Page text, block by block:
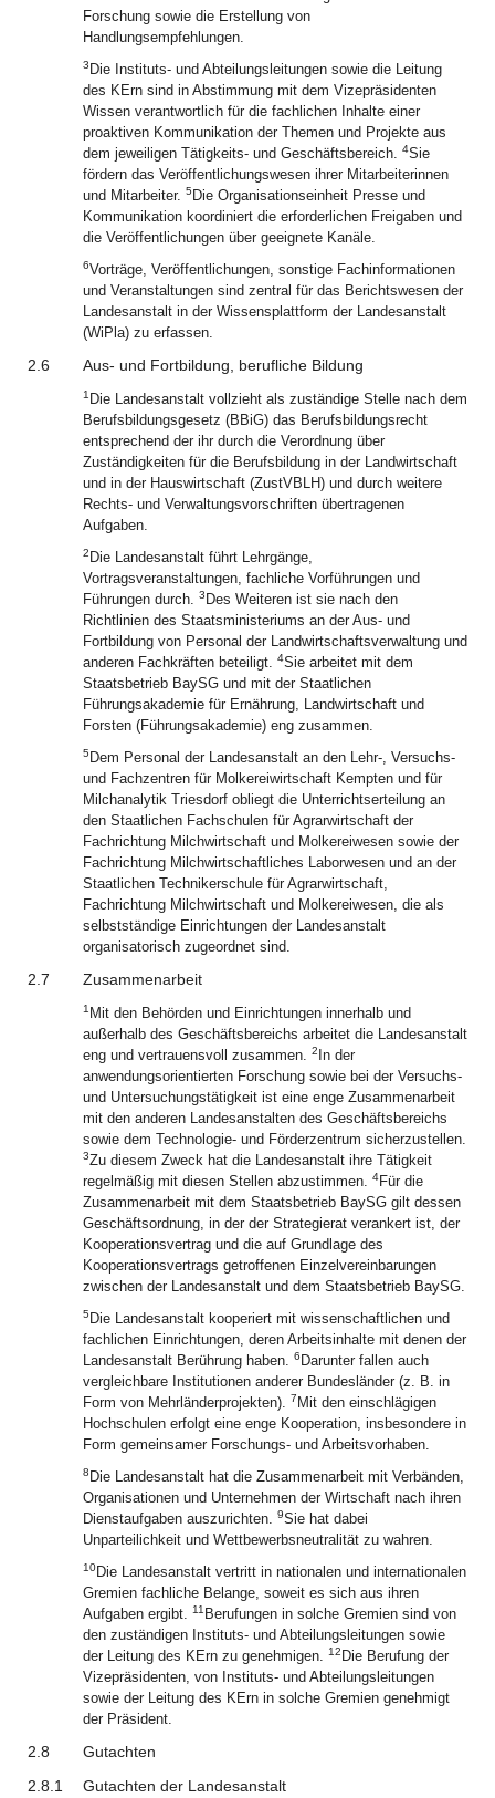
Forschung sowie die Erstellung von
Handlungsempfehlungen.
3 Die Instituts- und Abteilungsleitungen sowie die Leitung
des KErn sind in Abstimmung mit dem Vizepräsidenten
Wissen verantwortlich für die fachlichen Inhalte einer
proaktiven Kommunikation der Themen und Projekte aus
dem jeweiligen Tätigkeits- und Geschäftsbereich. 4Sie
fördern das Veröffentlichungswesen ihrer Mitarbeiterinnen
und Mitarbeiter. 5 Die Organisationseinheit Presse und
Kommunikation koordiniert die erforderlichen Freigaben und
die Veröffentlichungen über geeignete Kanäle.
6Vorträge, Veröffentlichungen, sonstige Fachinformationen
und Veranstaltungen sind zentral für das Berichtswesen der
Landesanstalt in der Wissensplattform der Landesanstalt
(WiPla) zu erfassen.
2.6 Aus- und Fortbildung, berufliche Bildung
1 Die Landesanstalt vollzieht als zuständige Stelle nach dem
Berufsbildungsgesetz (BBiG) das Berufsbildungsrecht
entsprechend der ihr durch die Verordnung über
Zuständigkeiten für die Berufsbildung in der Landwirtschaft
und in der Hauswirtschaft (ZustVBLH) und durch weitere
Rechts- und Verwaltungsvorschriften übertragenen
Aufgaben.
2 Die Landesanstalt führt Lehrgänge,
Vortragsveranstaltungen, fachliche Vorführungen und
Führungen durch. 3 Des Weiteren ist sie nach den
Richtlinien des Staatsministeriums an der Aus- und
Fortbildung von Personal der Landwirtschaftsverwaltung und
anderen Fachkräften beteiligt. 4Sie arbeitet mit dem
Staatsbetrieb BaySG und mit der Staatlichen
Führungsakademie für Ernährung, Landwirtschaft und
Forsten (Führungsakademie) eng zusammen.
5 Dem Personal der Landesanstalt an den Lehr-, Versuchs-
und Fachzentren für Molkereiwirtschaft Kempten und für
Milchanalytik Triesdorf obliegt die Unterrichtserteilung an
den Staatlichen Fachschulen für Agrarwirtschaft der
Fachrichtung Milchwirtschaft und Molkereiwesen sowie der
Fachrichtung Milchwirtschaftliches Laborwesen und an der
Staatlichen Technikerschule für Agrarwirtschaft,
Fachrichtung Milchwirtschaft und Molkereiwesen, die als
selbstständige Einrichtungen der Landesanstalt
organisatorisch zugeordnet sind.
2.7 Zusammenarbeit
1 Mit den Behörden und Einrichtungen innerhalb und
außerhalb des Geschäftsbereichs arbeitet die Landesanstalt
eng und vertrauensvoll zusammen. 2 In der
anwendungsorientierten Forschung sowie bei der Versuchs-
und Untersuchungstätigkeit ist eine enge Zusammenarbeit
mit den anderen Landesanstalten des Geschäftsbereichs
sowie dem Technologie- und Förderzentrum sicherzustellen.
3Zu diesem Zweck hat die Landesanstalt ihre Tätigkeit
regelmäßig mit diesen Stellen abzustimmen. 4Für die
Zusammenarbeit mit dem Staatsbetrieb BaySG gilt dessen
Geschäftsordnung, in der der Strategierat verankert ist, der
Kooperationsvertrag und die auf Grundlage des
Kooperationsvertrags getroffenen Einzelvereinbarungen
zwischen der Landesanstalt und dem Staatsbetrieb BaySG.
5 Die Landesanstalt kooperiert mit wissenschaftlichen und
fachlichen Einrichtungen, deren Arbeitsinhalte mit denen der
Landesanstalt Berührung haben. 6 Darunter fallen auch
vergleichbare Institutionen anderer Bundesländer (z. B. in
Form von Mehrländerprojekten). 7 Mit den einschlägigen
Hochschulen erfolgt eine enge Kooperation, insbesondere in
Form gemeinsamer Forschungs- und Arbeitsvorhaben.
8 Die Landesanstalt hat die Zusammenarbeit mit Verbänden,
Organisationen und Unternehmen der Wirtschaft nach ihren
Dienstaufgaben auszurichten. 9Sie hat dabei
Unparteilichkeit und Wettbewerbsneutralität zu wahren.
10Die Landesanstalt vertritt in nationalen und internationalen
Gremien fachliche Belange, soweit es sich aus ihren
Aufgaben ergibt. 11 Berufungen in solche Gremien sind von
den zuständigen Instituts- und Abteilungsleitungen sowie
der Leitung des KErn zu genehmigen. 12 Die Berufung der
Vizepräsidenten, von Instituts- und Abteilungsleitungen
sowie der Leitung des KErn in solche Gremien genehmigt
der Präsident.
2.8
Gutachten
2.8.1
Gutachten der Landesanstalt